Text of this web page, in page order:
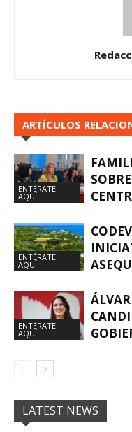
ARTÍCULOS
ENTÉRATE
AQUÍ
ENTÉRATE
AQUÍ
ENTÉRATE
AQUÍ
LATEST NEWS